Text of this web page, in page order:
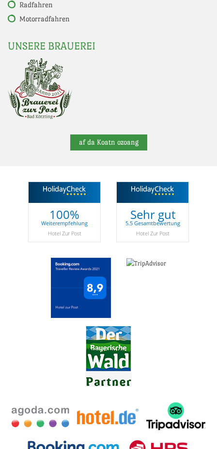
Radfahren
Motorradfahren
UNSERE BRAUEREI
af da Koatn ozoang
100%
Weiterempfehlung
Hotel Zur Post
Sehr gut
5.5 Gesamtbewertung
Hotel Zur Post